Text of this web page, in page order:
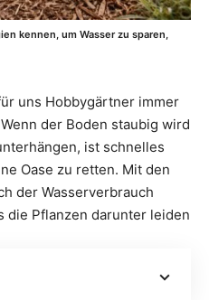
kennen, um Wasser zu sparen,
uns Hobbygärtner immer
der Boden staubig wird
ist schnelles
Oase zu retten. Mit den
der Wasserverbrauch
die Pflanzen darunter leiden